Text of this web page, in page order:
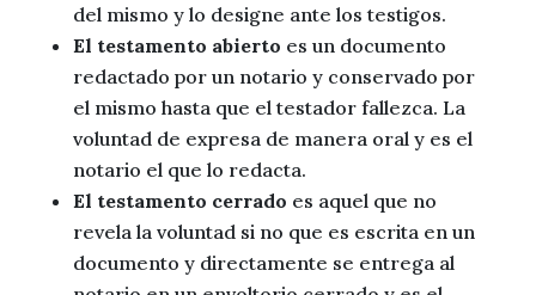
del mismo y lo designe ante los testigos.
El testamento abierto es un documento
redactado por un notario y conservado por
el mismo hasta que el testador fallezca. La
voluntad de expresa de manera oral y es el
notario el que lo redacta.
El testamento cerrado es aquel que no
revela la voluntad si no que es escrita en un
documento y directamente se entrega al